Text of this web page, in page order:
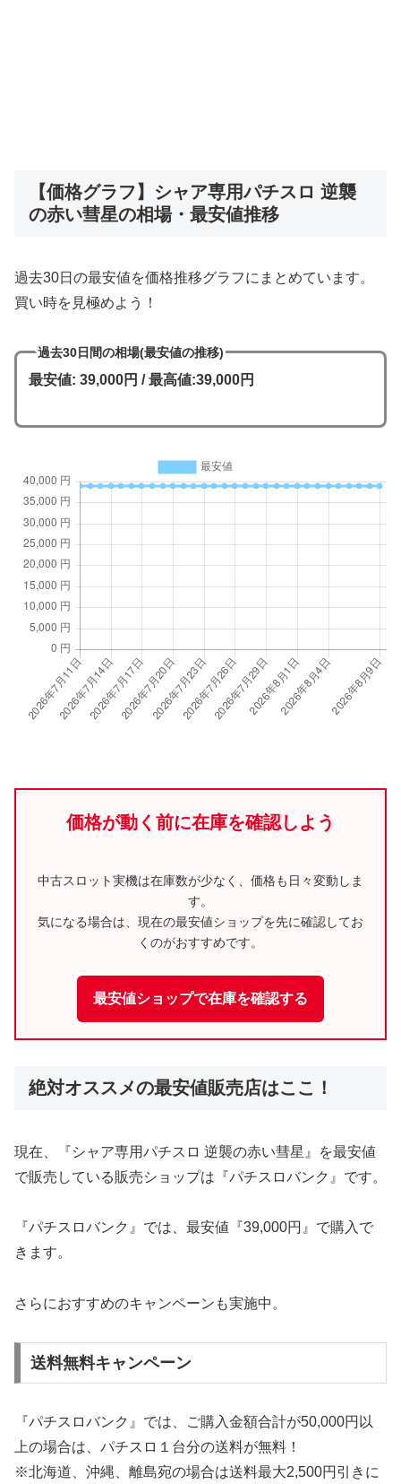
【価格グラフ】シャア専用パチスロ 逆襲
の赤い彗星の相場・最安値推移
過去30日の最安値を価格推移グラフにまとめています。
買い時を見極めよう！
過去30日間の相場(最安値の推移)
最安値: 39,000円 / 最高値:39,000円
価格が動く前に在庫を確認しよう
中古スロット実機は在庫数が少なく、価格も日々変動しま
す。
気になる場合は、現在の最安値ショップを先に確認してお
くのがおすすめです。
最安値ショップで在庫を確認する
絶対オススメの最安値販売店はここ！
現在、『シャア専用パチスロ 逆襲の赤い彗星』を最安値
で販売している販売ショップは『パチスロバンク』です。
『パチスロバンク』では、最安値『39,000円』で購入で
きます。
さらにおすすめのキャンペーンも実施中。
送料無料キャンペーン
『パチスロバンク』では、ご購入金額合計が50,000円以
上の場合は、パチスロ１台分の送料が無料！
※北海道、沖縄、離島宛の場合は送料最大2,500円引きに